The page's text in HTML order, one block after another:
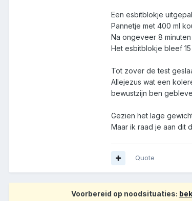
Een esbitblokje
Pannetje met 400 ml
Na ongeveer 8
Het esbitblokje bleef
Tot zover de test
Allejezus wat een
bewustzijn ben
Gezien het lage
Maar ik raad je aan dit
Quote
Voorbereid op noodsituaties: